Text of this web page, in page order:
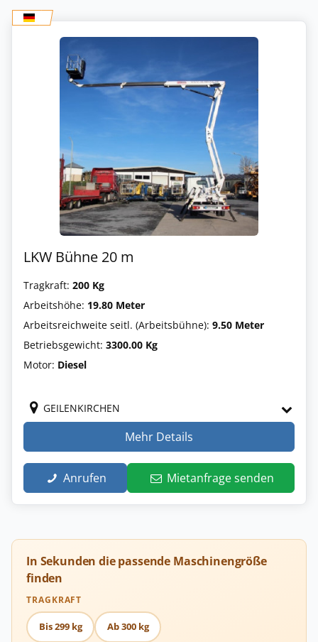
LKW Bühne 20 m
Tragkraft: 200 Kg
Arbeitshöhe: 19.80 Meter
Arbeitsreichweite seitl. (Arbeitsbühne): 9.50 Meter
Betriebsgewicht: 3300.00 Kg
Motor: Diesel
GEILENKIRCHEN
Mehr Details
Anrufen Mietanfrage senden
In Sekunden die passende Maschinengröße
finden
TRAGKRAFT
Bis 299 kg Ab 300 kg